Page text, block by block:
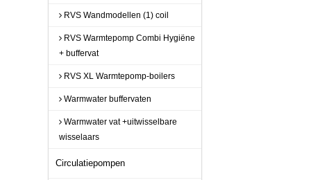
RVS Wandmodellen (1) coil
RVS Warmtepomp Combi Hygiëne
+ buffervat
RVS XL Warmtepomp-boilers
Warmwater buffervaten
Warmwater vat +uitwisselbare
wisselaars
Circulatiepompen